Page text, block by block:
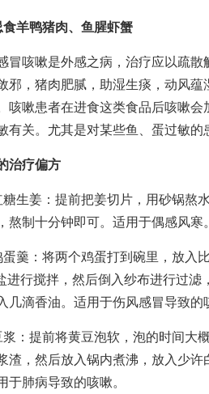
羊鸭猪肉、鱼腥虾蟹
咳嗽是外感之病，治疗应以疏散
邪，猪肉肥腻，助湿生痰，动风
咳嗽患者在进食这类食品后咳嗽
有关。尤其是对某些鱼、蛋过敏的
疗偏方
姜：提前把姜切片，用砂锅熬水
熬制十分钟即可。适用于偶感风寒。
：将两个鸡蛋打到碗里，放入比
进行搅拌，然后倒入纱布进行过
几滴香油。适用于伤风感冒导致的
提前将黄豆泡软，泡的时间大概
渣，然后放入锅内煮沸，放入少
于肺病导致的咳嗽。